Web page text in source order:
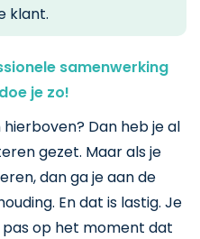
klant.
samenwerking
je zo!
Dan heb je al
gezet. Maar als je
dan ga je aan de
En dat is lastig. Je
op het moment dat